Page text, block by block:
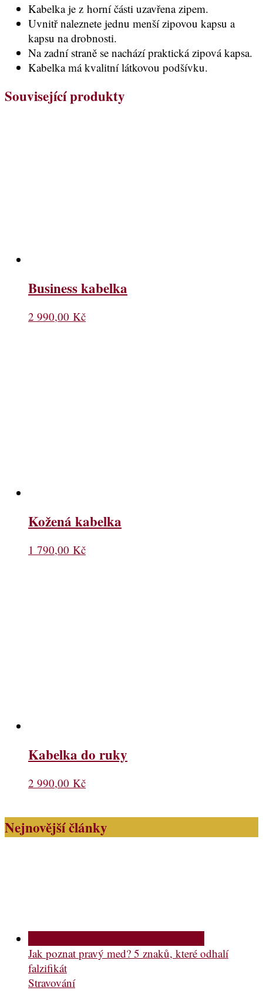
Kabelka je z horní části uzavřena zipem.
Uvnitř naleznete jednu menší zipovou kapsu a
kapsu na drobnosti.
Na zadní straně se nachází praktická zipová kapsa.
Kabelka má kvalitní látkovou podšívku.
Související produkty
Business kabelka
2 990,00 Kč
Kožená kabelka
1 790,00 Kč
Kabelka do ruky
2 990,00 Kč
Nejnovější články
Jak poznat pravý med? 5 znaků, které odhalí
falzifikát
Stravování